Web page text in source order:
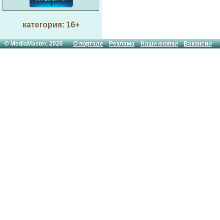
категория: 16+
© MediaMaster, 2026О портале Реклама Наши кнопки Вакансии